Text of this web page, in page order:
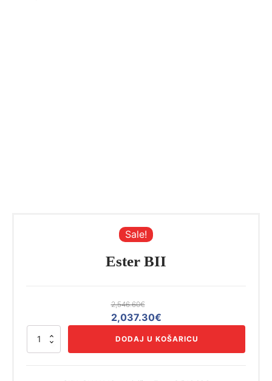
Sale!
Ester BII
2,546.60€
Izvorna
2,037.30€Trenutna
cijena
Ester
DODAJ U KOŠARICU